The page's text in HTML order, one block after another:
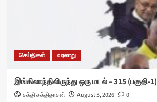
செய்திகள் வரலாறு
இங்கிலாந்திலிருந்து ஒரு மடல் – 315 (பகுதி-1)
சக்தி சக்திதாசன் August 5, 2026 0